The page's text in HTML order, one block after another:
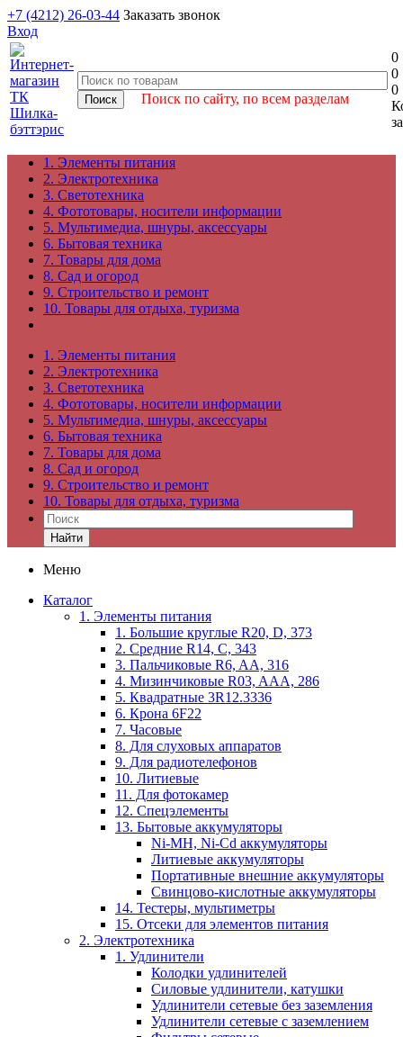
+7 (4212) 26-03-44 Заказать звонок
Вход
Поиск по сайту, по всем разделам
0
0
0
1. Элементы питания
2. Электротехника
3. Светотехника
4. Фототовары, носители информации
5. Мультимедиа, шнуры, аксессуары
6. Бытовая техника
7. Товары для дома
8. Сад и огород
9. Строительство и ремонт
10. Товары для отдыха, туризма
1. Элементы питания
2. Электротехника
3. Светотехника
4. Фототовары, носители информации
5. Мультимедиа, шнуры, аксессуары
6. Бытовая техника
7. Товары для дома
8. Сад и огород
9. Строительство и ремонт
10. Товары для отдыха, туризма
Найти
Меню
Каталог
1. Элементы питания
1. Большие круглые R20, D, 373
2. Средние R14, C, 343
3. Пальчиковые R6, AA, 316
4. Мизинчиковые R03, AAA, 286
5. Квадратные 3R12.3336
6. Крона 6F22
7. Часовые
8. Для слуховых аппаратов
9. Для радиотелефонов
10. Литиевые
11. Для фотокамер
12. Спецэлементы
13. Бытовые аккумуляторы
Ni-MH, Ni-Cd аккумуляторы
Литиевые аккумуляторы
Портативные внешние аккумуляторы
Свинцово-кислотные аккумуляторы
14. Тестеры, мультиметры
15. Отсеки для элементов питания
2. Электротехника
1. Удлинители
Колодки удлинителей
Силовые удлинители, катушки
Удлинители сетевые без заземления
Удлинители сетевые с заземлением